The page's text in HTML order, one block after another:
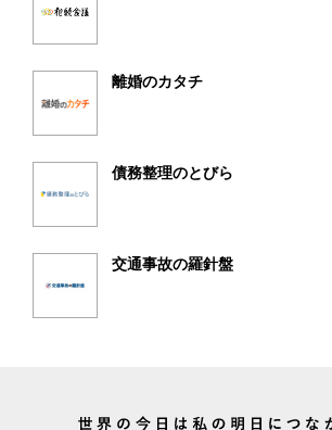
離婚のカタチ
債務整理のとびら
交通事故の羅針盤